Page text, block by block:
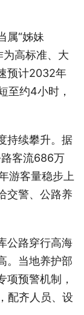
属“姊妹
高标准、大
预计2032年
至约4小时，
持续攀升。据
客流686万
游客量稳步上
交警、公路养
公路穿行高海
。当地养护部
项预警机制，
配齐人员、设